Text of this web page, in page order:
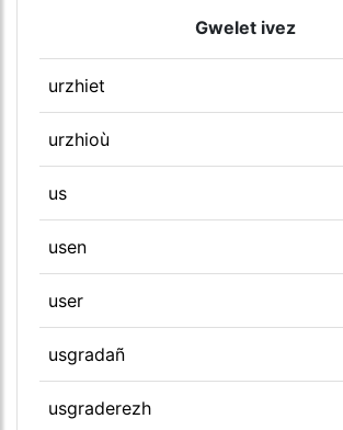
Gwelet ivez
urzhiet
urzhioù
us
usen
user
usgradañ
usgraderezh